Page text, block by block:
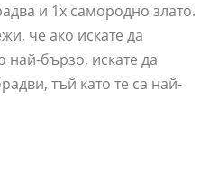
и 1x самородно злато.
че ако искате да
бързо, искате да
тъй като те са най-